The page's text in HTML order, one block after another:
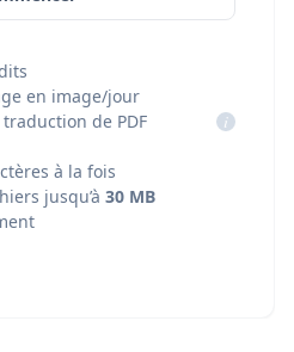
en image/jour
de PDF
i
à la fois
jusqu’à 30 MB